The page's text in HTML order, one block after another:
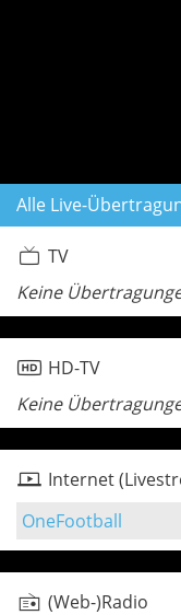
Alle Live-
TV
Keine
HD-TV
Keine
Internet
OneFootball
(Web-)Radio